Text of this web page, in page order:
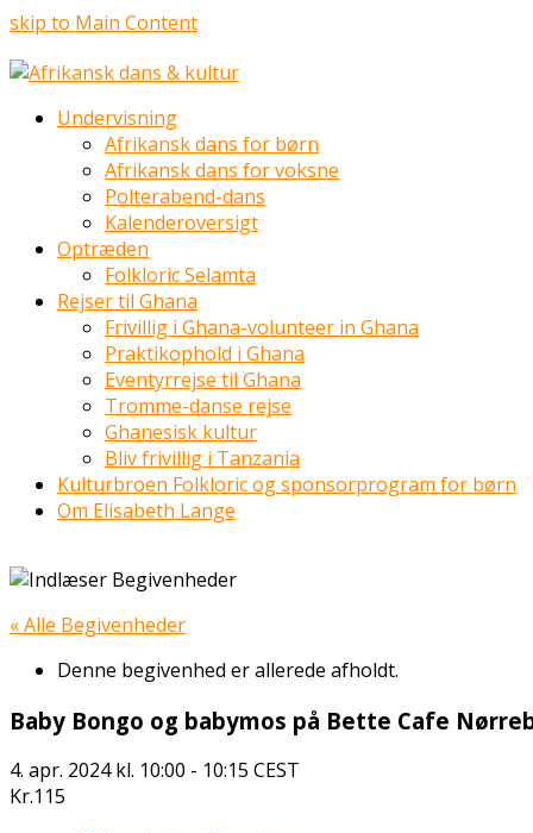
skip to Main Content
Undervisning
Afrikansk dans for børn
Afrikansk dans for voksne
Polterabend-dans
Kalenderoversigt
Optræden
Folkloric Selamta
Rejser til Ghana
Frivillig i Ghana-volunteer in Ghana
Praktikophold i Ghana
Eventyrrejse til Ghana
Tromme-danse rejse
Ghanesisk kultur
Bliv frivillig i Tanzania
Kulturbroen Folkloric og sponsorprogram for børn
Om Elisabeth Lange
« Alle Begivenheder
Denne begivenhed er allerede afholdt.
Baby Bongo og babymos på Bette Cafe
4. apr. 2024 kl. 10:00 - 10:15 CEST
Kr.115